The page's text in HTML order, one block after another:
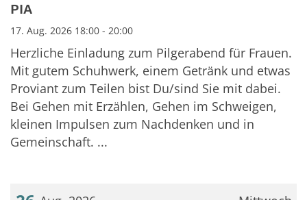
PIA
17. Aug. 2026 18:00 - 20:00
Herzliche Einladung zum Pilgerabend für Frauen.
Mit gutem Schuhwerk, einem Getränk und etwas
Proviant zum Teilen bist Du/sind Sie mit dabei.
Bei Gehen mit Erzählen, Gehen im Schweigen,
kleinen Impulsen zum Nachdenken und in
Gemeinschaft. ...